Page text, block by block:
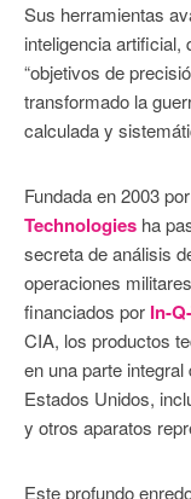
Sus herramientas
inteligencia artificial,
“objetivos de
transformado la
calculada y
Fundada en 2003
Technologies ha
secreta de análisis
operaciones
financiados por In-
CIA, los productos
en una parte
Estados Unidos,
y otros aparatos
Este profundo